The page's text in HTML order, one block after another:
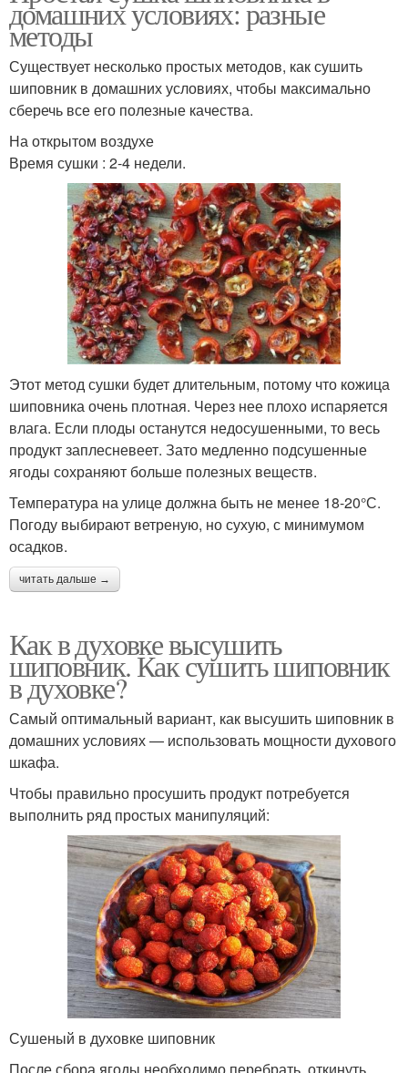
домашних условиях: разные
методы
Существует несколько простых методов, как сушить
шиповник в домашних условиях, чтобы максимально
сберечь все его полезные качества.
На открытом воздухе
Время сушки : 2-4 недели.
Этот метод сушки будет длительным, потому что кожица
шиповника очень плотная. Через нее плохо испаряется
влага. Если плоды останутся недосушенными, то весь
продукт заплесневеет. Зато медленно подсушенные
ягоды сохраняют больше полезных веществ.
Температура на улице должна быть не менее 18-20°С.
Погоду выбирают ветреную, но сухую, с минимумом
осадков.
читать дальше →
Как в духовке высушить
шиповник. Как сушить шиповник
в духовке?
Самый оптимальный вариант, как высушить шиповник в
домашних условиях — использовать мощности духового
шкафа.
Чтобы правильно просушить продукт потребуется
выполнить ряд простых манипуляций:
Сушеный в духовке шиповник
После сбора ягоды необходимо перебрать, откинуть